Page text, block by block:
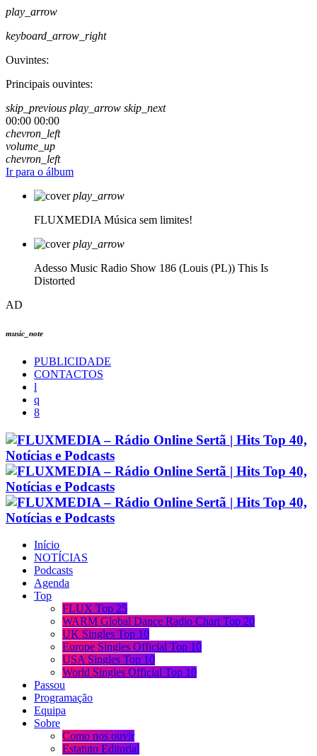
play_arrow
keyboard_arrow_right
Ouvintes:
Principais ouvintes:
skip_previous play_arrow skip_next
00:00 00:00
chevron_left
volume_up
chevron_left
Ir para o álbum
play_arrow
FLUXMEDIA Música sem limites!
play_arrow
Adesso Music Radio Show 186 (Louis (PL)) This Is
Distorted
AD
music_note
PUBLICIDADE
CONTACTOS
Início
NOTÍCIAS
Podcasts
Agenda
Top
FLUX Top 25
WARM Global Dance Radio Chart Top 20
UK Singles Top 10
Europe Singles Official Top 10
USA Singles Top 10
World Singles Official Top 10
Passou
Programação
Equipa
Sobre
Como nos ouvir
Estatuto Editorial